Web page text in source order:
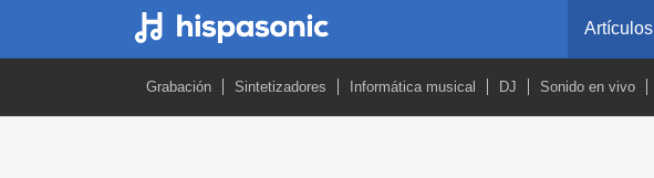
Artículos
Grabación Sintetizadores Informática musical DJ Sonido en vivo